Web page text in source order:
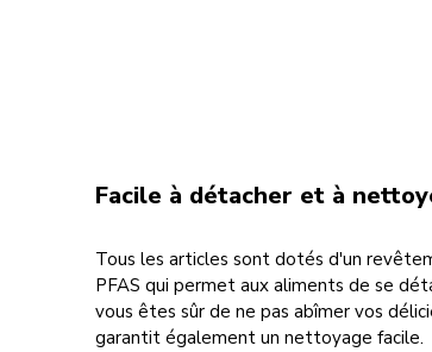
Facile à détacher et à
Tous les articles sont dotés d'un
PFAS qui permet aux aliments de se
vous êtes sûr de ne pas abîmer vos
garantit également un nettoyage facile.